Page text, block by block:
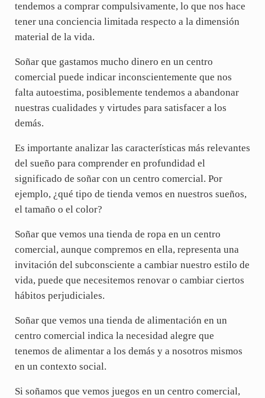
tendemos a comprar compulsivamente, lo que nos hace
tener una conciencia limitada respecto a la dimensión
material de la vida.
Soñar que gastamos mucho dinero en un centro
comercial puede indicar inconscientemente que nos
falta autoestima, posiblemente tendemos a abandonar
nuestras cualidades y virtudes para satisfacer a los
demás.
Es importante analizar las características más relevantes
del sueño para comprender en profundidad el
significado de soñar con un centro comercial. Por
ejemplo, ¿qué tipo de tienda vemos en nuestros sueños,
el tamaño o el color?
Soñar que vemos una tienda de ropa en un centro
comercial, aunque compremos en ella, representa una
invitación del subconsciente a cambiar nuestro estilo de
vida, puede que necesitemos renovar o cambiar ciertos
hábitos perjudiciales.
Soñar que vemos una tienda de alimentación en un
centro comercial indica la necesidad alegre que
tenemos de alimentar a los demás y a nosotros mismos
en un contexto social.
Si soñamos que vemos juegos en un centro comercial,